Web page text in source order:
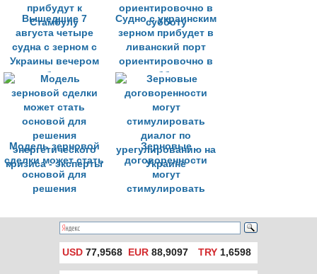
Вышедшие 7
августа четыре
судна с зерном с
Украины вечером
прибудут к
Стамбулу
Судно с украинским
зерном прибудет в
ливанский порт
ориентировочно в
субботу
Модель зерновой
сделки может стать
основой для
решения
кризиса - эксперты
Зерновые
договоренности
могут
стимулировать
урегулированию на
Украине
USD 77,9568 EUR 88,9097 TRY1,6598